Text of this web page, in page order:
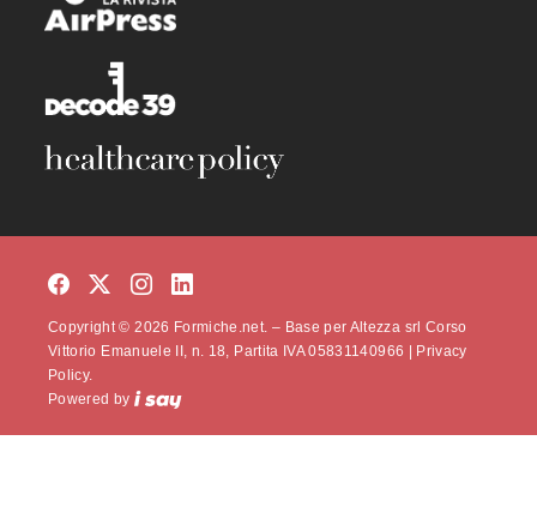
Copyright © 2026 Formiche.net. – Base per Altezza srl Corso
Vittorio Emanuele II, n. 18, Partita IVA 05831140966 |
Privacy
Policy.
Powered by